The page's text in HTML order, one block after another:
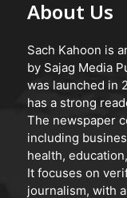
About Us
Sach Kahoon is
by Sajag Media
was launched in
has a strong
The newspaper
including
health,
It focuses on
journalism, with